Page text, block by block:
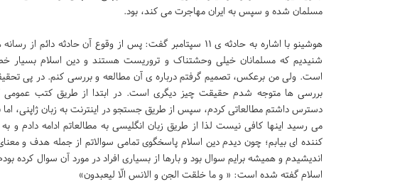
مسلمان شده و سپس به ایران مهاجرت می کند، بود.
هوشینو با اشاره به حادثه ی 11 سپتامبر گفت: پس از وقوع آن حادثه دائم از
شنیدیم که مسلمانان خیلی وحشتناک و تروریست هستند و دین اسلام بسیار
است. ولی من برعکس، تصمیم گرفتم درباره ی آن مطالعه و بررسی کنم. در پی
بررسی ها متوجه شدم حقیقت چیز دیگری است. در ابتدا از طریق کتب عمومی
دسترس داشتم مطالعاتی کردم، سپس از طریق جستجو در اینترنت به زبان ژاپنی، اما
می رسید اینها کافی نیست لذا از طریق زبان انگلیسی به مطالعاتم ادامه دادم و
کننده ای بیابم؛ چون دیدم دین اسلام پاسخگوی تمامی سوالاتم از جمله هدف و
اندیشیدم و همیشه برایم سوال بود و بارها از بسیاری افراد در مورد آن سوال کرده
اسلام گفته شده است: « و ما خلقت الجن و الانس الّا لیعبدون»